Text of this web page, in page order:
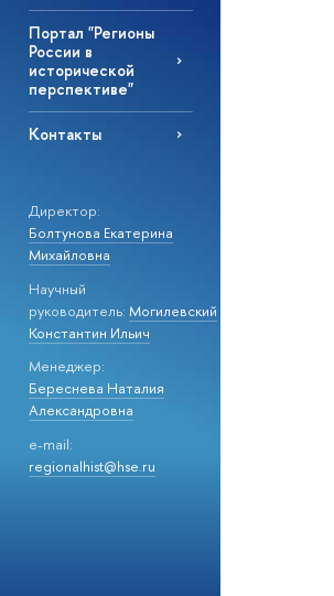
Портал "Регионы
России в
исторической
перспективе"
Контакты
Директор:
Болтунова Екатерина
Михайловна
Научный
руководитель: Могилевский
Константин Ильич
Менеджер:
Береснева Наталия
Александровна
e-mail:
regionalhist@hse.ru